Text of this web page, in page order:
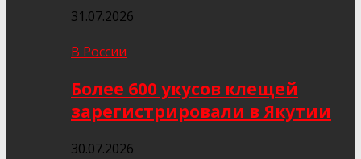
31.07.2026
В России
Более 600 укусов клещей
зарегистрировали в Якутии
30.07.2026